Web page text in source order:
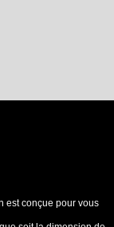
est conçue pour vous